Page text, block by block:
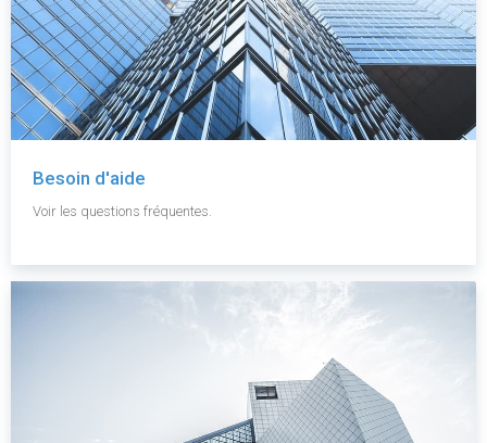
Besoin d'aide
Voir les questions fréquentes.